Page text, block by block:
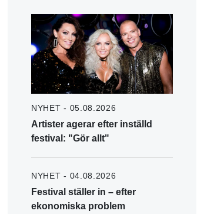
NYHET - 05.08.2026
Artister agerar efter inställd
festival: "Gör allt"
NYHET - 04.08.2026
Festival ställer in – efter
ekonomiska problem